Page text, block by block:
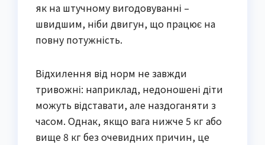
як на штучному вигодовуванні –
швидшим, ніби двигун, що працює на
повну потужність.
Відхилення від норм не завжди
тривожні: наприклад, недоношені діти
можуть відставати, але наздоганяти з
часом. Однак, якщо вага нижче 5 кг або
вище 8 кг без очевидних причин, це